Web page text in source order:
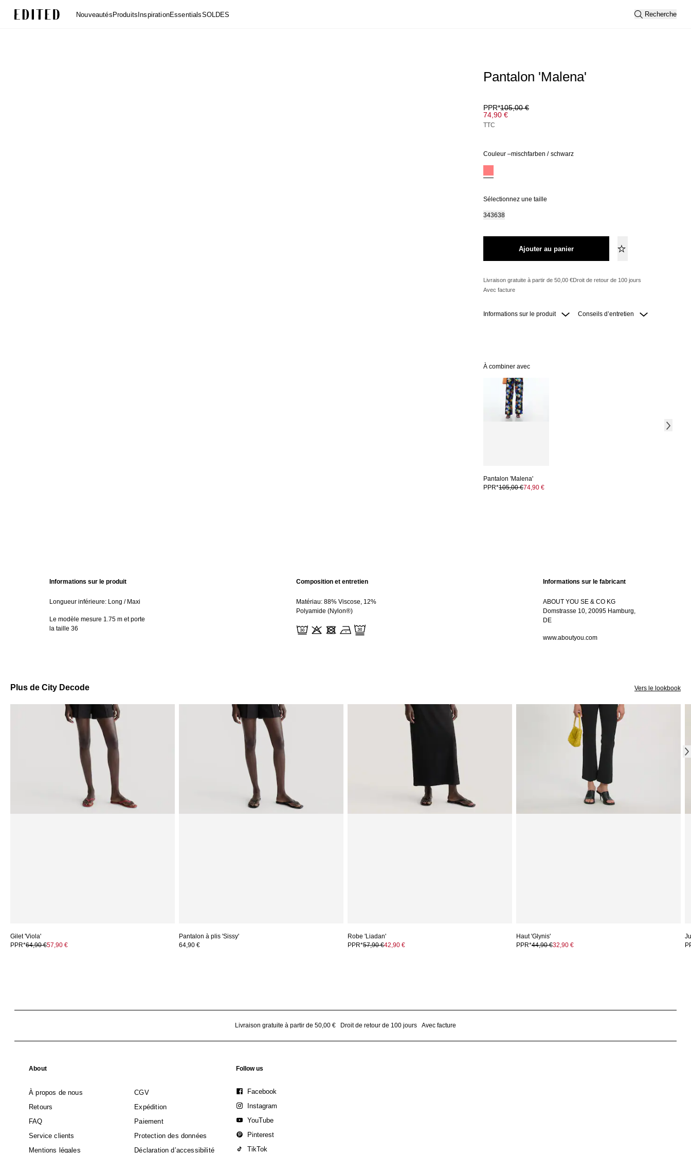
NouveautésProduitsInspirationEssentialsSOLDES Recherche
Pantalon 'Malena'
PPR*105,00 €
74,90 €
TTC
Couleur –mischfarben / schwarz
Sélectionnez une taille
343638
Ajouter au panier
Livraison gratuite à partir de 50,00 €Droit de retour de 100 jours
Avec facture
Informations sur le produit Conseils d’entretien
À combiner avec
Pantalon 'Malena'
PPR*105,00 €74,90 €
Informations sur le produit
Longueur inférieure: Long / Maxi
Le modèle mesure 1.75 m et porte
la taille 36
Composition et entretien
Matériau: 88% Viscose, 12%
Polyamide (Nylon®)
Informations sur le fabricant
ABOUT YOU SE & CO KG
Domstrasse 10, 20095 Hamburg,
DE
www.aboutyou.com
Plus de City Decode Vers le lookbook
Gilet 'Viola'
PPR*64,90 €57,90 €
Pantalon à plis 'Sissy'
64,90 €
Robe 'Liadan'
PPR*57,90 €42,90 €
Haut 'Glynis'
PPR*44,90 €32,90 €
Livraison gratuite à partir de 50,00 € Droit de retour de 100 jours Avec facture
About
À propos de nous
CGV
Retours
Expédition
FAQ
Paiement
Service clients
Protection des données
Mentions légales
Déclaration d’accessibilité
Follow us
Facebook
Instagram
YouTube
Pinterest
TikTok